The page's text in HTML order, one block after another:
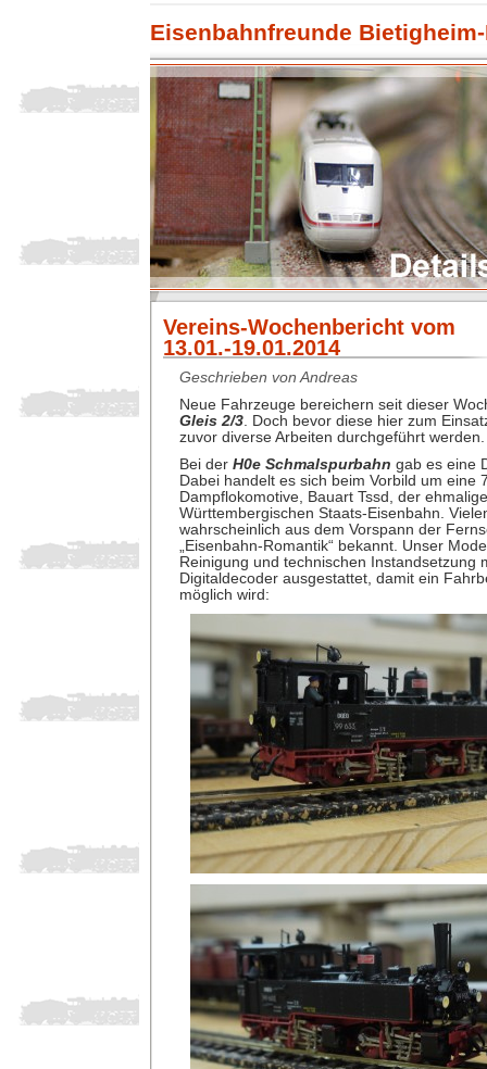
Eisenbahnfreunde
Vereins-Wochenbericht vom
13.01.-19.01.2014
Geschrieben von Andreas
Neue Fahrzeuge bereichern seit dieser
Gleis 2/3. Doch bevor diese hier zum
zuvor diverse Arbeiten durchgeführt werden.
Bei der H0e Schmalspurbahn gab es eine
Dabei handelt es sich beim Vorbild um eine
Dampflokomotive, Bauart Tssd, der
Württembergischen Staats-Eisenbahn.
wahrscheinlich aus dem Vorspann der
„Eisenbahn-Romantik“ bekannt. Unser
Reinigung und technischen Instandsetzung
Digitaldecoder ausgestattet, damit ein
möglich wird: